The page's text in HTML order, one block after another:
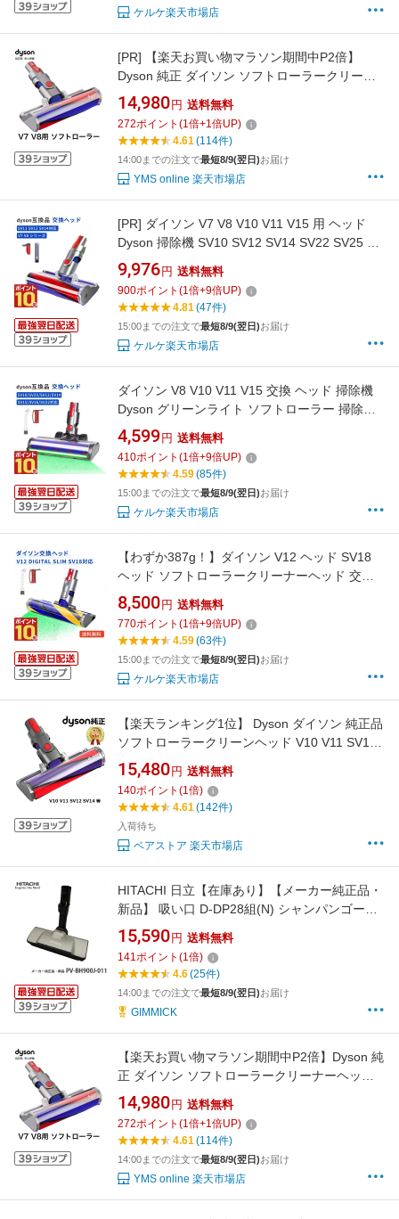
ケルケ楽天市場店
[PR]
【楽天お買い物マラソン期間中P2倍】
Dyson 純正 ダイソン ソフトローラークリーナ
ーヘッド V7 V8 SV11 SV10 交換ヘッド 交換パ
ーツ ノズル スペア 部品 パーツ ヘッド フラフ
ィ Fluffy
14,980 円 送料無料
272ポイント (1倍+1倍UP)
4.61(114件)
14:00までの注文で最短8/9(翌日)お届け
YMS online 楽天市場店
[PR] ダイソン V7 V8 V10 V11 V15 用 ヘッド
Dyson 掃除機 SV10 SV12 SV14 SV22 SV25 ソ
フトローラークリーナーヘッド 交換ヘッド 互
換ヘッド モーターヘッド 交換部品 アクセサリ
ー ローラー ヘッド のみ
9,976 円 送料無料
900ポイント (1倍+9倍UP)
4.81(47件)
15:00までの注文で最短8/9(翌日)お届け
ケルケ楽天市場店
ダイソン V8 V10 V11 V15 交換 ヘッド 掃除機
Dyson グリーンライト ソフトローラー 掃除機
交換ヘッド SV10 SV12 SV14 SV15 SV16 SV22
SV25 互換モデル ソフトローラーヘッド モータ
ーヘッド
4,599 円 送料無料
410ポイント (1倍+9倍UP)
4.59(85件)
15:00までの注文で最短8/9(翌日)お届け
ケルケ楽天市場店
【わずか387g！】ダイソン V12 ヘッド SV18
ヘッド ソフトローラークリーナーヘッド 交換
ヘッド 互換ヘッド Dyson V12 Detect V12
Digital Slim SV18FF SV20FF SV30ABL
SV46ABL 緑色ホコリ検知 超柔軟 床傷つけず
8,500 円 送料無料
770ポイント (1倍+9倍UP)
4.59(63件)
15:00までの注文で最短8/9(翌日)お届け
ケルケ楽天市場店
【楽天ランキング1位】 Dyson ダイソン 純正品
ソフトローラークリーンヘッド V10 V11 SV12
SV14 SV17 シリーズ専用 Soft roller cleaner
head ソフトローラー クリーナー ヘッド 正規品
並行輸入品 ギフト
15,480 円 送料無料
140ポイント (1倍)
4.61(142件)
入荷待ち
ベアストア 楽天市場店
HITACHI 日立【在庫あり】【メーカー純正品・
新品】 吸い口 D-DP28組(N) シャンパンゴール
ド PV-BH900J-011 スイクチD－DP28クミ
（N） PV-BH900J011 PVBH900J011
【partsbest】
15,590 円 送料無料
141ポイント (1倍)
4.6(25件)
14:00までの注文で最短8/9(翌日)お届け
GIMMICK
【楽天お買い物マラソン期間中P2倍】Dyson 純
正 ダイソン ソフトローラークリーナーヘッド
V7 V8 SV11 SV10 交換ヘッド 交換パーツ ノズ
ル スペア 部品 パーツ ヘッド フラフィ Fluffy
14,980 円 送料無料
272ポイント (1倍+1倍UP)
4.61(114件)
14:00までの注文で最短8/9(翌日)お届け
YMS online 楽天市場店